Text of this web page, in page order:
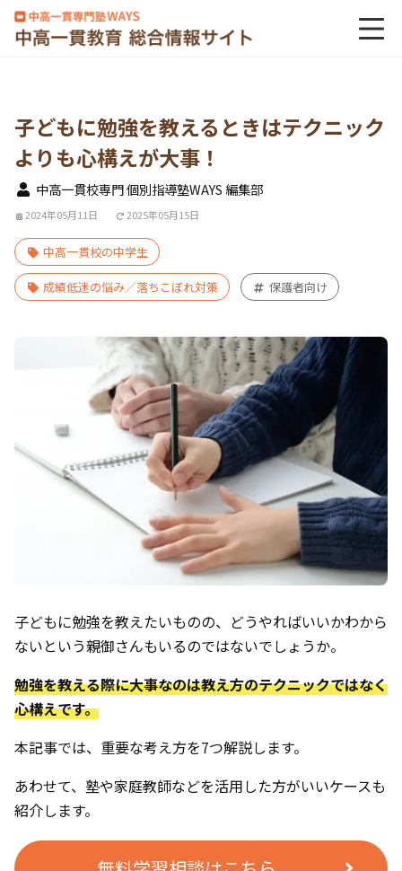
子どもに勉強を教えるときはテクニック
よりも心構えが大事！
中高一貫校専門 個別指導塾WAYS 編集部
2024年05月11日 2025年05月15日
中高一貫校の中学生
成績低迷の悩み／落ちこぼれ対策 保護者向け
子どもに勉強を教えたいものの、どうやればいいかわから
ないという親御さんもいるのではないでしょうか。
勉強を教える際に大事なのは教え方のテクニックではなく
心構えです。
本記事では、重要な考え方を7つ解説します。
あわせて、塾や家庭教師などを活用した方がいいケースも
紹介します。